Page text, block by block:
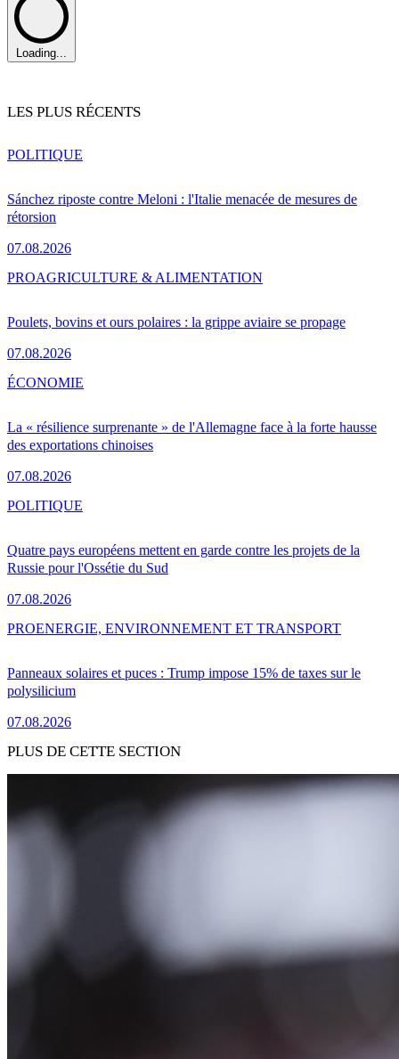
Loading...
LES PLUS RÉCENTS
Sánchez riposte contre Meloni : l'Italie menacée de mesures de
rétorsion
07.08.2026
POLITIQUE
Poulets, bovins et ours polaires : la grippe aviaire se propage
07.08.2026
PROAGRICULTURE & ALIMENTATION
La « résilience surprenante » de l'Allemagne face à la forte hausse
des exportations chinoises
07.08.2026
ÉCONOMIE
Quatre pays européens mettent en garde contre les projets de la
Russie pour l'Ossétie du Sud
07.08.2026
POLITIQUE
Panneaux solaires et puces : Trump impose 15% de taxes sur le
polysilicium
07.08.2026
PROENERGIE, ENVIRONNEMENT ET TRANSPORT
PLUS DE CETTE SECTION